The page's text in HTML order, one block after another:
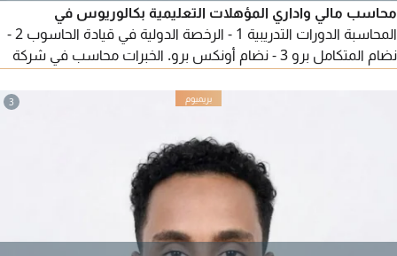
محاسب مالي واداري المؤهلات التعليمية بكالوريوس في
المحاسبة الدورات التدريبية 1 - الرخصة الدولية في قيادة الحاسوب 2 -
نضام المتكامل برو 3 - نضام أونكس برو. الخبرات محاسب في شركة
والتكييف مع العمل القدرة على العمل تحت الضغط
3